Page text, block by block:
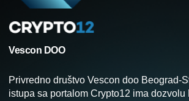
Vescon DOO
Privredno društvo Vescon doo Beograd-
istupa sa portalom Crypto12 ima dozvolu